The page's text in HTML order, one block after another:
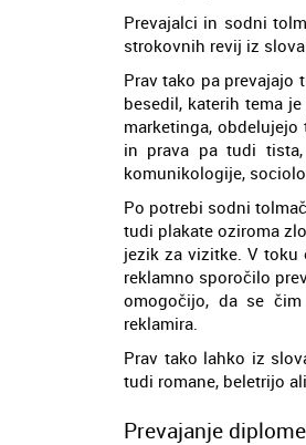
Prevajalci in sodni
strokovnih revij iz
Prav tako pa prevajajo
besedil, katerih tema
marketinga,
in prava pa tudi
komunikologije,
Po potrebi sodni
tudi plakate oziroma
jezik za vizitke. V
reklamno sporočilo
omogočijo, da se
reklamira.
Prav tako lahko iz
tudi romane, beletrijo
Prevajanje